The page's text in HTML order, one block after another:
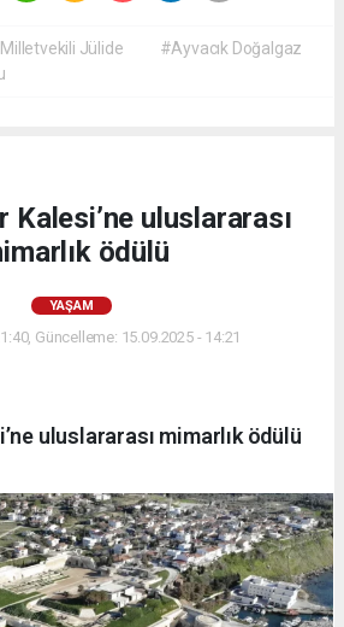
Jülide
#Ayvacık Doğalgaz
Kalesi’ne uluslararası
ödülü
YAŞAM
Güncelleme: 15.09.2025 - 14:21
uluslararası mimarlık ödülü